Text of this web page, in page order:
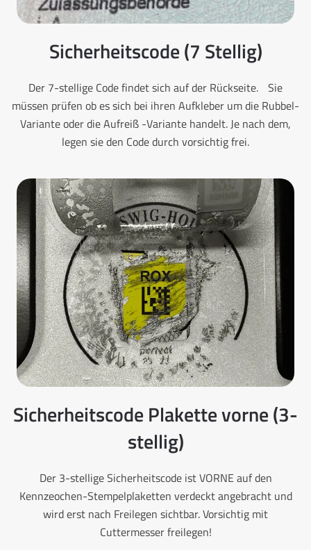
Sicherheitscode (7 Stellig)
Der 7-stellige Code findet sich auf der Rückseite. Sie
müssen prüfen ob es sich bei ihren Aufkleber um die Rubbel-
Variante oder die Aufreiß -Variante handelt. Je nach dem,
legen sie den Code durch vorsichtig frei.
Sicherheitscode Plakette vorne (3-
stellig)
Der 3-stellige Sicherheitscode ist VORNE auf den
Kennzeochen-Stempelplaketten verdeckt angebracht und
wird erst nach Freilegen sichtbar. Vorsichtig mit
Cuttermesser freilegen!